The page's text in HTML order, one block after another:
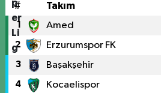
# Takım
1 Amed
2 Erzurumspor FK
3 Başakşehir
4 Kocaelispor